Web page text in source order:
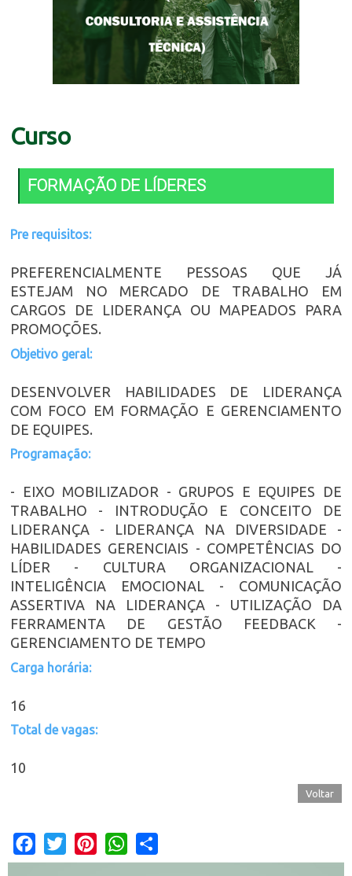
Curso
FORMAÇÃO DE LÍDERES
Pre requisitos:
PREFERENCIALMENTE PESSOAS QUE JÁ
ESTEJAM NO MERCADO DE TRABALHO EM
CARGOS DE LIDERANÇA OU MAPEADOS PARA
PROMOÇÕES.
Objetivo geral:
DESENVOLVER HABILIDADES DE LIDERANÇA
COM FOCO EM FORMAÇÃO E GERENCIAMENTO
DE EQUIPES.
Programação:
- EIXO MOBILIZADOR - GRUPOS E EQUIPES DE
TRABALHO - INTRODUÇÃO E CONCEITO DE
LIDERANÇA - LIDERANÇA NA DIVERSIDADE -
HABILIDADES GERENCIAIS - COMPETÊNCIAS DO
LÍDER - CULTURA ORGANIZACIONAL -
INTELIGÊNCIA EMOCIONAL - COMUNICAÇÃO
ASSERTIVA NA LIDERANÇA - UTILIZAÇÃO DA
FERRAMENTA DE GESTÃO FEEDBACK -
GERENCIAMENTO DE TEMPO
Carga horária:
16
Total de vagas:
10
Voltar
Facebook
Twitter PinterestWhatsApp